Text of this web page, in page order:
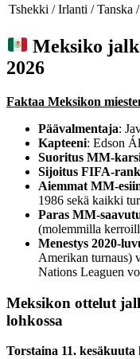
Tshekki / Irlanti / Tanska
Meksiko
2026
Faktaa Meksikon
Päävalmentaja:
Kapteeni: Edson
Suoritus MM-
Sijoitus FIFA-
Aiemmat MM-
1986 sekä kaikki
Paras MM-
(molemmilla
Menestys 2020-
Amerikan turnaus)
Nations Leaguen
Meksikon ottelut
lohkossa
Torstaina 11. kesäkuuta